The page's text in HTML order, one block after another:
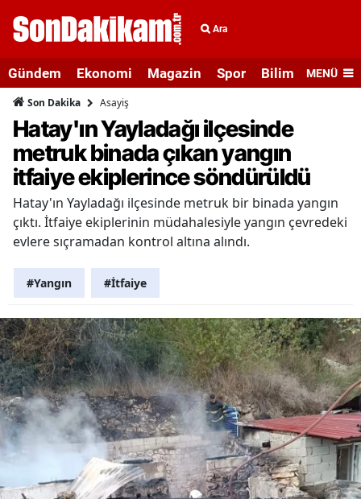
Ara
Gündem Ekonomi Magazin Spor Bilim veMENÜ
Son Dakika Asayiş
Hatay'ın Yayladağı ilçesinde
metruk binada çıkan yangın
itfaiye ekiplerince söndürüldü
Hatay'ın Yayladağı ilçesinde metruk bir binada yangın
çıktı. İtfaiye ekiplerinin müdahalesiyle yangın çevredeki
evlere sıçramadan kontrol altına alındı.
#Yangın #İtfaiye